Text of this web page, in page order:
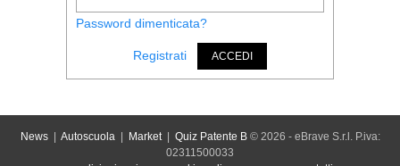
Password dimenticata?
Registrati ACCEDI
News| Autoscuola| Market| Quiz Patente B© 2026 - eBrave S.r.l. P.iva:
02311500033